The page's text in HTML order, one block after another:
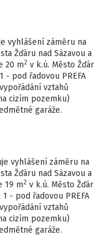
vyhlášení záměru na
Žďáru nad Sázavou a
20 m2 v k.ú. Město Žďár
- pod řadovou PREFA
vztahů
cizím pozemku)
garáže.
vyhlášení záměru na
Žďáru nad Sázavou a
19 m2 v k.ú. Město Žďár
- pod řadovou PREFA
vztahů
cizím pozemku)
garáže.